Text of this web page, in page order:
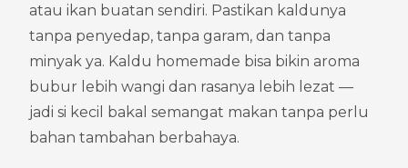
atau ikan buatan sendiri. Pastikan kaldunya
tanpa penyedap, tanpa garam, dan tanpa
minyak ya. Kaldu homemade bisa bikin aroma
bubur lebih wangi dan rasanya lebih lezat —
jadi si kecil bakal semangat makan tanpa perlu
bahan tambahan berbahaya.